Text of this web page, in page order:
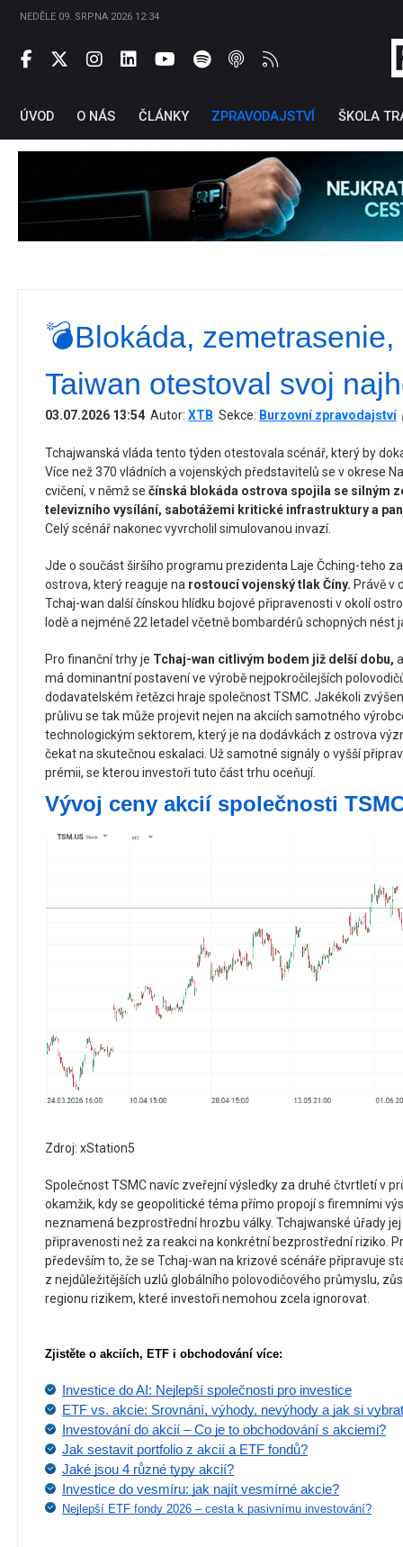
NEDĚLE 09. SRPNA 2026 12:34
ÚVOD O NÁS ČLÁNKY ZPRAVODAJSTVÍ ŠKOLA
💣Blokáda,
Taiwan otestoval svoj
03.07.2026 13:54 Autor: XTB Sekce: Burzovní zpravodajství
Tchajwanská vláda tento týden otestovala scénář, který by
Více než 370 vládních a vojenských představitelů se v okrese
cvičení, v němž se čínská blokáda ostrova spojila se silným
televizního vysílání, sabotážemi kritické infrastruktury a
Celý scénář nakonec vyvrcholil simulovanou invazí.
Jde o součást širšího programu prezidenta Laje Čching-teho
ostrova, který reaguje na rostoucí vojenský tlak Číny. Právě v
Tchaj-wan další čínskou hlídku bojové připravenosti v okolí
lodě a nejméně 22 letadel včetně bombardérů schopných nést
Pro finanční trhy je Tchaj-wan citlivým bodem již delší dobu,
má dominantní postavení ve výrobě nejpokročilejších
dodavatelském řetězci hraje společnost TSMC. Jakékoli
průlivu se tak může projevit nejen na akciích samotného
technologickým sektorem, který je na dodávkách z ostrova
čekat na skutečnou eskalaci. Už samotné signály o vyšší
prémii, se kterou investoři tuto část trhu oceňují.
Vývoj ceny akcií společnosti
Zdroj: xStation5
Společnost TSMC navíc zveřejní výsledky za druhé čtvrtletí v
okamžik, kdy se geopolitické téma přímo propojí s firemními
neznamená bezprostřední hrozbu války. Tchajwanské úřady
připravenosti než za reakci na konkrétní bezprostřední riziko.
především to, že se Tchaj-wan na krizové scénáře připravuje
z nejdůležitějších uzlů globálního polovodičového průmyslu,
regionu rizikem, které investoři nemohou zcela ignorovat.
Zjistěte o akciích, ETF i obchodování více:
Investice do AI: Nejlepší společnosti pro investice
ETF vs. akcie: Srovnání, výhody, nevýhody a jak si vybrat
Investování do akcií – Co je to obchodování s akciemi?
Jak sestavit portfolio z akcií a ETF fondů?
Jaké jsou 4 různé typy akcií?
Investice do vesmíru: jak najít vesmírné akcie?
Nejlepší ETF fondy 2026 – cesta k pasivnímu investování?